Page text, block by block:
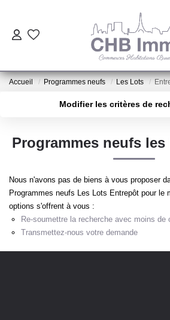
ESTIMATION
Accueil Programmes neufs Les Lots
Modifier les critères de
Sélectionnez...
Type de bien
Budget max
Programmes neufs
Nous n'avons pas de biens à vous proposer
Programmes neufs Les Lots Entrepôt pour le
options s'offrent à vous :
Re-soumettre la recherche avec moins de
Transmettez-nous votre demande